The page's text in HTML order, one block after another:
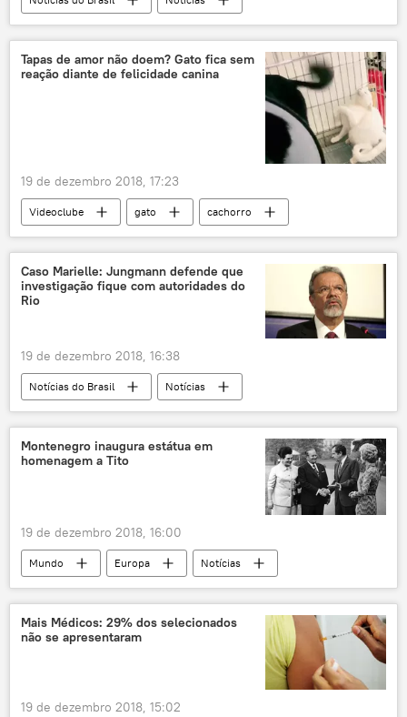
Flávio Bolsonaro
Tapas de amor não doem? Gato fica sem
reação diante de felicidade canina
19 de dezembro 2018, 17:23
Videoclube gato
cachorro
vídeo
animais rabo
Caso Marielle: Jungmann defende que
investigação fique com autoridades do
Rio
19 de dezembro 2018, 16:38
Notícias do Brasil
Notícias
Marielle Franco
Raul Jungmann
investigação
assassinato
Montenegro inaugura estátua em
homenagem a Tito
19 de dezembro 2018, 16:00
Mundo Europa
Notícias
Montenegro
Podgorica
Iugoslávia
Titograd
Josip Broz Tito
Ivan Vukovic
Reuters
Mais Médicos: 29% dos selecionados
não se apresentaram
19 de dezembro 2018, 15:02